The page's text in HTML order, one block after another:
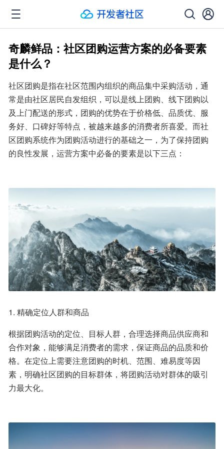
奇麟鲜品：社区团购运营方案的必备要素
是什么？
社区团购是指在社区范围内组织的商品集中采购活动，通
常是由社区居民自发组织，可以是线上团购、线下团购以
及上门配送的形式，团购的优势在于价格低、品质优、服
务好、口碑好等特点，被越来越多的消费者所喜爱。而社
区团购系统作为团购活动进行的基础之一，为了保持团购
的良性发展，运营方案中必备的要素是以下三点：
1. 精确定位人群和商品
根据团购活动的定位、目标人群，合理选择商品供应商和
合作对象，能够满足消费者的需求，保证商品的品质和价
格。在定位上需要注意团购的时机、范围、难易度等因
素，明确社区团购的目标群体，将团购活动对群体的吸引
力最大化。